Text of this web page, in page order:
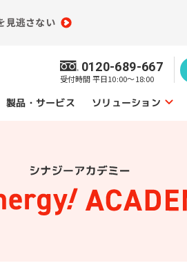
見逃さない
0120-689-667
受付時間 平日10:00～18:00
製品・サービス ソリューション
ョン 業務効率化のソ